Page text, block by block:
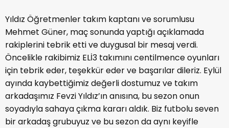
Yıldız Öğretmenler takım kaptanı ve sorumlusu
Mehmet Güner, maç sonunda yaptığı açıklamada
rakiplerini tebrik etti ve duygusal bir mesaj verdi.
Öncelikle rakibimiz ELİ3 takımını centilmence oyunları
için tebrik eder, teşekkür eder ve başarılar dileriz. Eylül
ayında kaybettiğimiz değerli dostumuz ve takım
arkadaşımız Fevzi Yıldız’ın anısına, bu sezon onun
soyadıyla sahaya çıkma kararı aldık. Biz futbolu seven
bir arkadaş grubuyuz ve bu sezon da aynı keyifle